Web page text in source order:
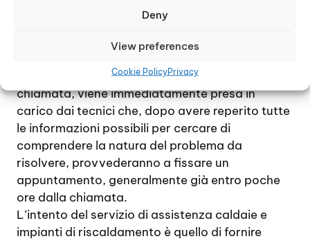
Deny
View preferences
Cookie PolicyPrivacy
al cliente la possibilità di ripristinare il corretto
funzionamento dell’impianto di riscaldamento e
Nel momento il centro di assistenza riceve una
chiamata, viene immediatamente presa in
carico dai tecnici che, dopo avere reperito tutte
le informazioni possibili per cercare di
comprendere la natura del problema da
risolvere, provvederanno a fissare un
appuntamento, generalmente già entro poche
ore dalla chiamata.
L’intento del servizio di assistenza caldaie e
impianti di riscaldamento è quello di fornire